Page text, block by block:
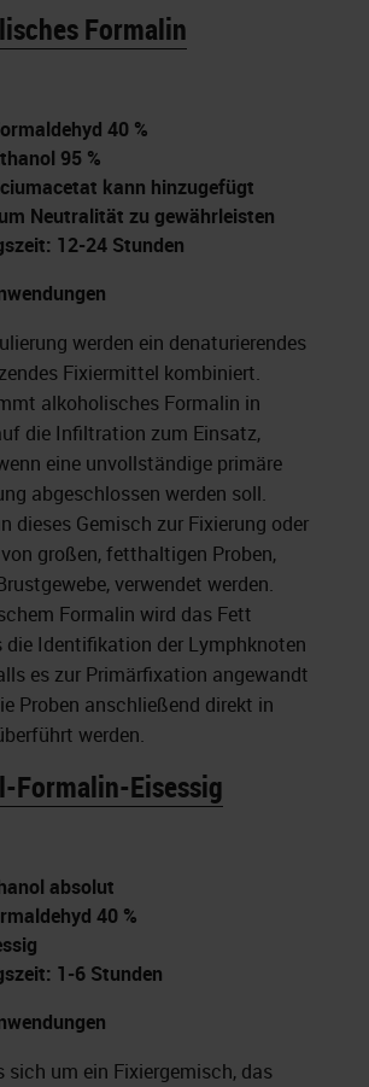
Formalin
40 %
95 %
kann hinzugefügt
Neutralität zu gewährleisten
12-24 Stunden
werden ein denaturierendes
Fixiermittel kombiniert.
alkoholisches Formalin in
die Infiltration zum Einsatz,
eine unvollständige primäre
abgeschlossen werden soll.
dieses Gemisch zur Fixierung oder
großen, fetthaltigen Proben,
verwendet werden.
Formalin wird das Fett
die Identifikation der Lymphknoten
es zur Primärfixation angewandt
Proben anschließend direkt in
werden.
Formalin-Eisessig
absolut
40 %
1-6 Stunden
sich um ein Fixiergemisch, das